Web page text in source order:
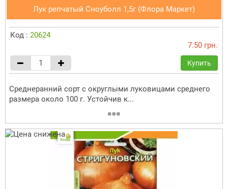
Лук репчатый Сноуболл 1,5г (Флора Маркет)
Код : 20624
7.50 грн.
Купить
Среднеранний сорт с округлыми луковицами среднего
размера около 100 г. Устойчив к...